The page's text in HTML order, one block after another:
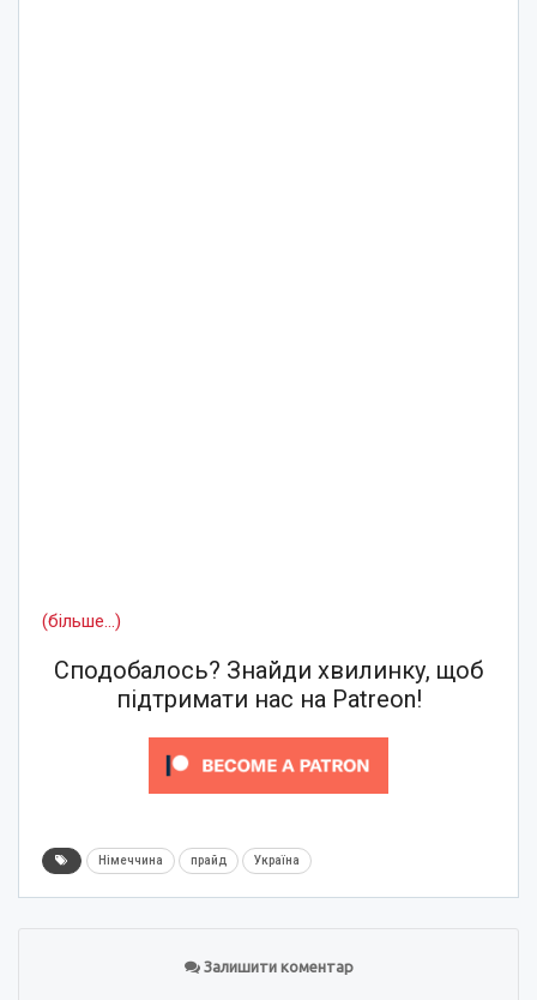
(більше…)
Сподобалось? Знайди хвилинку, щоб
підтримати нас на Patreon!
Німеччина прайд Україна
Залишити коментар